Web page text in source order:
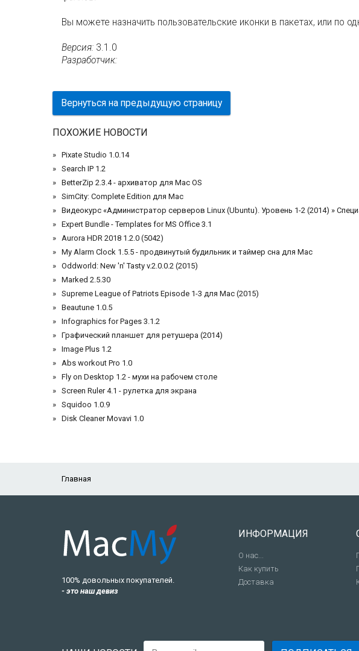
Вы можете назначить пользовательские иконки в пакетах, или по
Версия: 3.1.0
Разработчик:
Вернуться на предыдущую страницу
ПОХОЖИЕ НОВОСТИ
Pixate Studio 1.0.14
Search IP 1.2
BetterZip 2.3.4 - архиватор для Mac OS
SimCity: Complete Edition для Mac
Видеокурс «Администратор серверов Linux (Ubuntu). Уровень 1-2 (2014) »
Expert Bundle - Templates for MS Office 3.1
Aurora HDR 2018 1.2.0 (5042)
My Alarm Clock 1.5.5 - продвинутый будильник и таймер сна для Mac
Oddworld: New 'n' Tasty v.2.0.0.2 (2015)
Marked 2.5.30
Supreme League of Patriots Episode 1-3 для Mac (2015)
Beautune 1.0.5
Infographics for Pages 3.1.2
Графический планшет для ретушера (2014)
Image Plus 1.2
Abs workout Pro 1.0
Fly on Desktop 1.2 - мухи на рабочем столе
Screen Ruler 4.1 - рулетка для экрана
Squidoo 1.0.9
Disk Cleaner Movavi 1.0
Главная
100% довольных покупателей.
- это наш девиз
ИНФОРМАЦИЯ
О нас...
Как купить
Доставка